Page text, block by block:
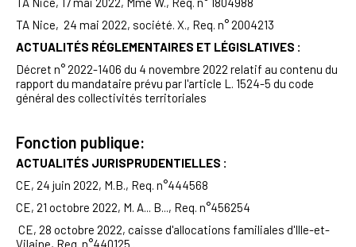
TA Nice, 24 mai 2022, société. X., Req. n° 2004213
ACTUALITÉS RÉGLEMENTAIRES ET LÉGISLATIVES :
Décret n° 2022-1406 du 4 novembre 2022 relatif au contenu du
rapport du mandataire prévu par l'article L. 1524-5 du code
général des collectivités territoriales
Fonction publique:
ACTUALITÉS JURISPRUDENTIELLES :
CE, 24 juin 2022, M.B., Req. n°444568
CE, 21 octobre 2022, M. A... B..., Req. n°456254
CE, 28 octobre 2022, caisse d'allocations familiales d'Ille-et-
Vilaine, Req. n°440125 .